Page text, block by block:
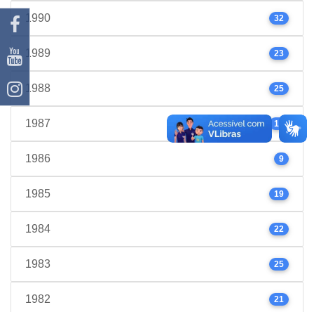
1990 32
1989 23
1988 25
1987 17
1986 9
1985 19
1984 22
1983 25
1982 21